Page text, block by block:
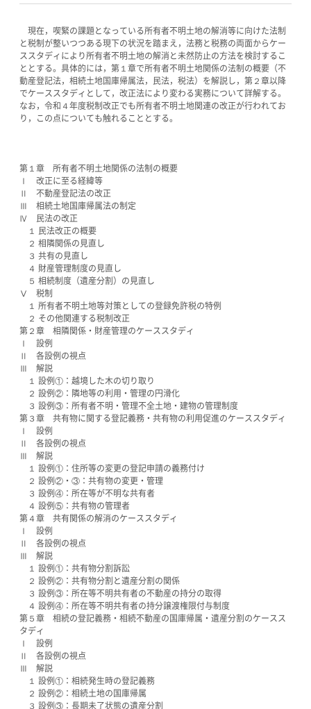
現在，喫緊の課題となっている所有者不明土地の解消等に向けた法制
と税制が整いつつある現下の状況を踏まえ，法務と税務の両面からケー
ススタディにより所有者不明土地の解消と未然防止の方法を検討するこ
ととする。具体的には，第１章で所有者不明土地関係の法制の概要（不
動産登記法，相続土地国庫帰属法，民法，税法）を解説し，第２章以降
でケーススタディとして，改正法により変わる実務について詳解する。
なお，令和４年度税制改正でも所有者不明土地関連の改正が行われてお
り，この点についても触れることとする。
第１章 所有者不明土地関係の法制の概要
Ⅰ 改正に至る経緯等
Ⅱ 不動産登記法の改正
Ⅲ 相続土地国庫帰属法の制定
Ⅳ 民法の改正
１ 民法改正の概要
２ 相隣関係の見直し
３ 共有の見直し
４ 財産管理制度の見直し
５ 相続制度（遺産分割）の見直し
Ⅴ 税制
１ 所有者不明土地等対策としての登録免許税の特例
２ その他関連する税制改正
第２章 相隣関係・財産管理のケーススタディ
Ⅰ 設例
Ⅱ 各設例の視点
Ⅲ 解説
１ 設例①：越境した木の切り取り
２ 設例②：隣地等の利用・管理の円滑化
３ 設例③：所有者不明・管理不全土地・建物の管理制度
第３章 共有物に関する登記義務・共有物の利用促進のケーススタディ
Ⅰ 設例
Ⅱ 各設例の視点
Ⅲ 解説
１ 設例①：住所等の変更の登記申請の義務付け
２ 設例②・③：共有物の変更・管理
３ 設例④：所在等が不明な共有者
４ 設例⑤：共有物の管理者
第４章 共有関係の解消のケーススタディ
Ⅰ 設例
Ⅱ 各設例の視点
Ⅲ 解説
１ 設例①：共有物分割訴訟
２ 設例②：共有物分割と遺産分割の関係
３ 設例③：所在等不明共有者の不動産の持分の取得
４ 設例④：所在等不明共有者の持分譲渡権限付与制度
第５章 相続の登記義務・相続不動産の国庫帰属・遺産分割のケースス
タディ
Ⅰ 設例
Ⅱ 各設例の視点
Ⅲ 解説
１ 設例①：相続発生時の登記義務
２ 設例②：相続土地の国庫帰属
３ 設例③：長期未了状態の遺産分割